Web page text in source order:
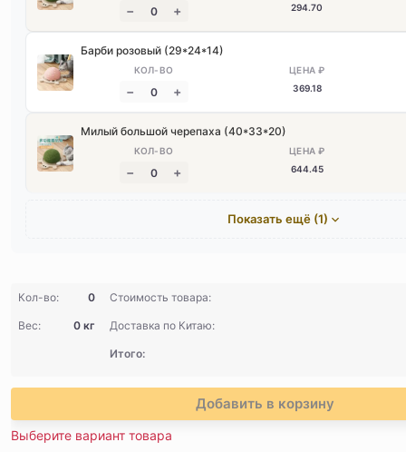
294.70
Барби розовый (29*24*14)
369.18
Милый большой черепаха (40*33*20)
644.45
Показать ещё (1)
Кол-во: 0 Стоимость товара:
Вес: 0 кг Доставка по Китаю:
Итого:
Добавить в корзину
Выберите вариант товара